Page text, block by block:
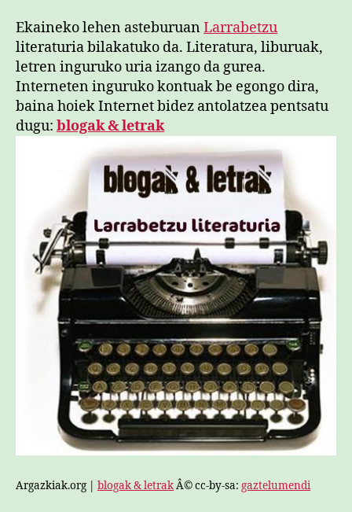
Ekaineko lehen asteburuanLarrabetzu
literaturia bilakatuko da. Literatura, liburuak,
letren inguruko uria izango da gurea.
Interneten inguruko kontuak be egongo dira,
baina hoiek Internet bidez antolatzea pentsatu
dugu: blogak & letrak
Argazkiak.org | blogak & letrakÂ© cc-by-sa: gaztelumendi